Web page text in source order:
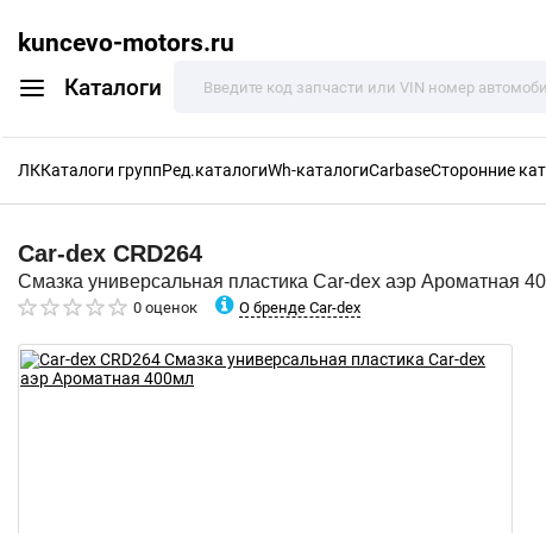
kuncevo-motors.ru
Каталоги
ЛККаталоги группРед.каталогиWh-каталогиCarbaseСторонние
Car-dex CRD264
Смазка универсальная пластика Car-dex аэр Ароматная
0 оценок О бренде Car-dex